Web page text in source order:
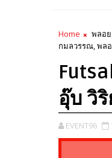
Home พลอ
กมลวรรณ, พล
อุ๊บ วิ
EVENT96